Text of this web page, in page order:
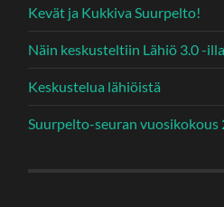
Kevät ja Kukkiva Suurpelto!
Näin keskusteltiin Lähiö 3.0 -
Keskustelua lähiöistä
Suurpelto-seuran vuosikokous